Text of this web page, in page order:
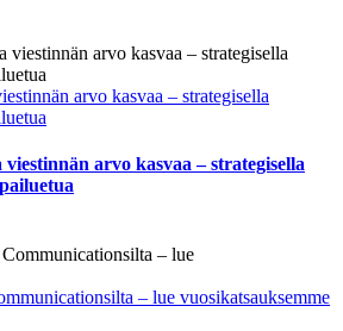
arvo kasvaa – strategisella
arvo kasvaa – strategisella
– lue vuosikatsauksemme